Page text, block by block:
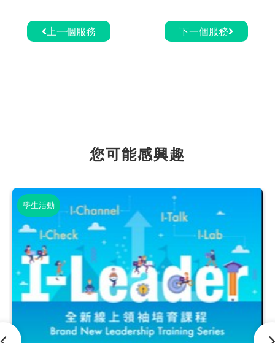
上一個服務 下一個服務
您可能感興趣
學生活動